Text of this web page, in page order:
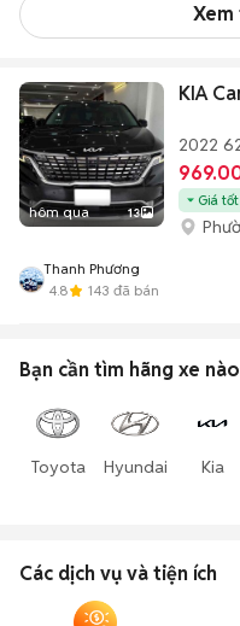
hôm qua 13
KIA
2022
Giá tốt
Thanh Phương
4.8
143 đã bán
Bạn cần tìm hãng xe
Toyota Hyundai Kia
Các dịch vụ và tiện ích